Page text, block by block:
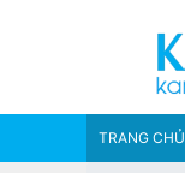
TRANG CHỦ